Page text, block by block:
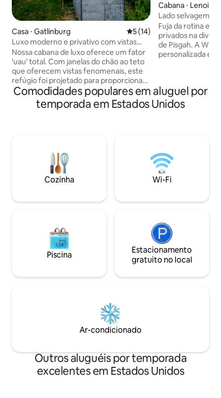
Casa ⋅ Gatlinburg 5 de uma avaliação média
5 (14)
Luxo moderno e privativo com vistas
deslumbrantes!
Nossa cabana de luxo oferece um fator
'uau' total. Com janelas do chão ao teto
que oferecem vistas fenomenais, este
refúgio foi projetado para proporcionar
um conforto de alto nível. Ela acomoda
12 pessoas e dispõe de piscina privativa
coberta, banheira de hidromassagem
definitivo, onde comodidades modernas
se combinam com paisagens de tirar o
você terá acesso aos nossos clubes (o
Cabana ⋅ Lenoir
Lado selvagem:
isolado e luxuoso
Fuja da rotina e
privados na divisa
de Pisgah. A Wild
personalizada e
nogueira,
banheira de
para banhos
romântica. A 8
Blowing Rock. Venha dar um passeio
pelo lado
Comodidades populares em aluguel por
temporada em Estados Unidos
Cozinha Wi-Fi
Piscina
Estacionamento
gratuito no local
Ar-condicionado
Outros aluguéis por temporada
excelentes em Estados Unidos